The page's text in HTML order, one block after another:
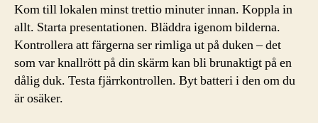
Kom till lokalen minst trettio minuter innan. Koppla in
allt. Starta presentationen. Bläddra igenom bilderna.
Kontrollera att färgerna ser rimliga ut på duken – det
som var knallrött på din skärm kan bli brunaktigt på en
dålig duk. Testa fjärrkontrollen. Byt batteri i den om du
är osäker.